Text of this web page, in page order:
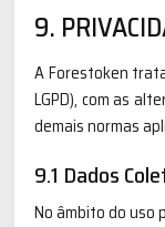
9.
A Forestoken
LGPD), com as
demais normas
9.1 Dados
No âmbito do uso